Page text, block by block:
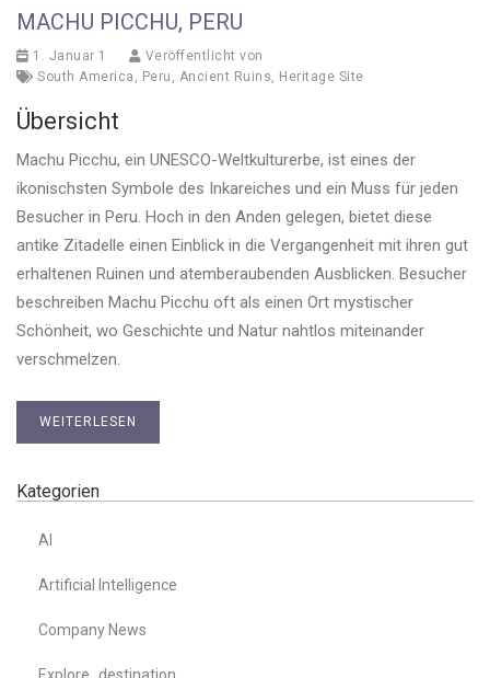
MACHU PICCHU, PERU
1. Januar 1
Veröffentlicht von
South America
Peru Ancient Ruins Heritage Site
Übersicht
Machu Picchu, ein UNESCO-Weltkulturerbe, ist eines der
ikonischsten Symbole des Inkareiches und ein Muss für jeden
Besucher in Peru. Hoch in den Anden gelegen, bietet diese
antike Zitadelle einen Einblick in die Vergangenheit mit ihren gut
erhaltenen Ruinen und atemberaubenden Ausblicken. Besucher
beschreiben Machu Picchu oft als einen Ort mystischer
Schönheit, wo Geschichte und Natur nahtlos miteinander
verschmelzen.
WEITERLESEN
Kategorien
AI
Artificial Intelligence
Company News
Explore_destination